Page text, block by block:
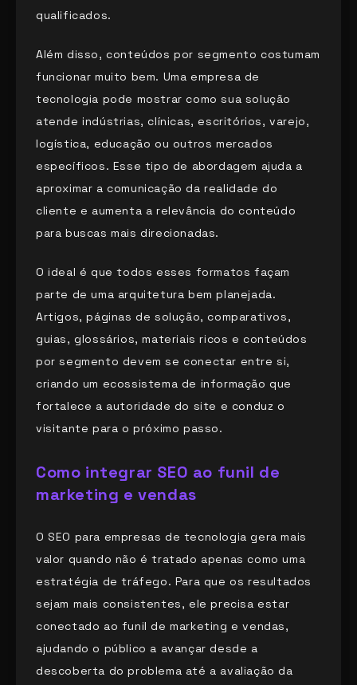
qualificados.
Além disso, conteúdos por segmento costumam
funcionar muito bem. Uma empresa de
tecnologia pode mostrar como sua solução
atende indústrias, clínicas, escritórios, varejo,
logística, educação ou outros mercados
específicos. Esse tipo de abordagem ajuda a
aproximar a comunicação da realidade do
cliente e aumenta a relevância do conteúdo
para buscas mais direcionadas.
O ideal é que todos esses formatos façam
parte de uma arquitetura bem planejada.
Artigos, páginas de solução, comparativos,
guias, glossários, materiais ricos e conteúdos
por segmento devem se conectar entre si,
criando um ecossistema de informação que
fortalece a autoridade do site e conduz o
visitante para o próximo passo.
Como integrar SEO ao funil de
marketing e vendas
O SEO para empresas de tecnologia gera mais
valor quando não é tratado apenas como uma
estratégia de tráfego. Para que os resultados
sejam mais consistentes, ele precisa estar
conectado ao funil de marketing e vendas,
ajudando o público a avançar desde a
descoberta do problema até a avaliação da